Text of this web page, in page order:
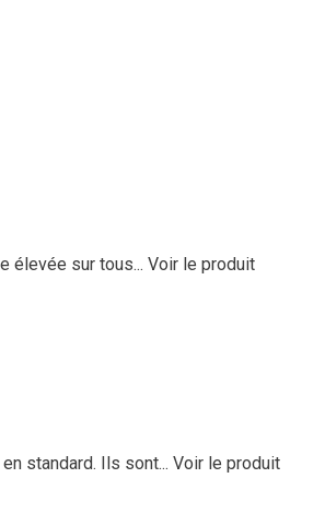
élevée sur tous... Voir le produit
standard. Ils sont... Voir le produit